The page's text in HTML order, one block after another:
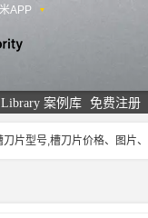
APP
案例库 免费注册
片型号,槽刀片价格、图